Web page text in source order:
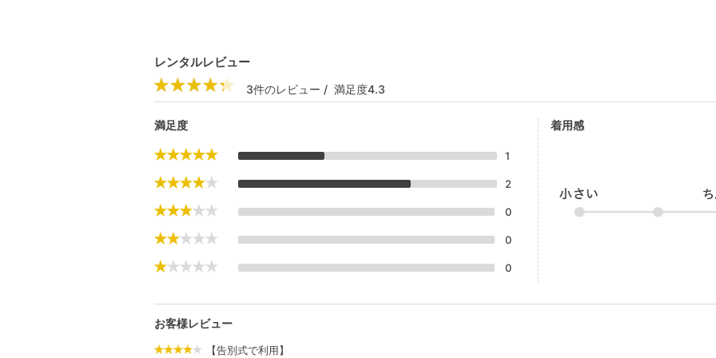
レンタルレビュー
3件のレビュー / 満足度4.3
満足度
1
2
0
0
0
着用感
お客様レビュー
【告別式で利用】